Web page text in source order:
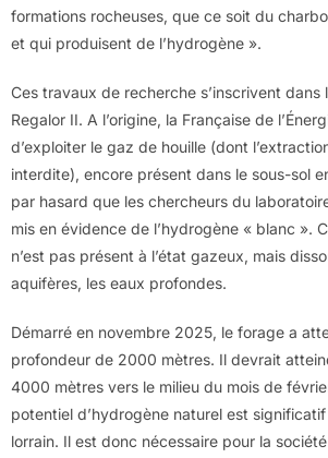
formations rocheuses, que ce soit du
et qui produisent de l’hydrogène ».
Ces travaux de recherche s’inscrivent dans
Regalor II. A l’origine, la Française de
d’exploiter le gaz de houille (dont
interdite), encore présent dans le sous-sol
par hasard que les chercheurs du
mis en évidence de l’hydrogène « blanc ».
n’est pas présent à l’état gazeux, mais
aquifères, les eaux profondes.
Démarré en novembre 2025, le forage a
profondeur de 2000 mètres. Il devrait
4000 mètres vers le milieu du mois de
potentiel d’hydrogène naturel est
lorrain. Il est donc nécessaire pour la